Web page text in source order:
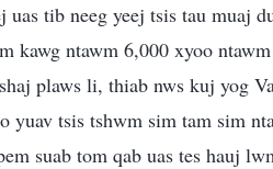
uas tib neeg yeej tsis tau muaj
kawg ntawm 6,000 xyoo
plaws li, thiab nws kuj yog
yuav tsis tshwm sim tam sim
suab tom qab uas tes hauj